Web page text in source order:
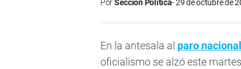
PorSección Política 29 de octubre de
En la antesala al paro
oficialismo se alzó este